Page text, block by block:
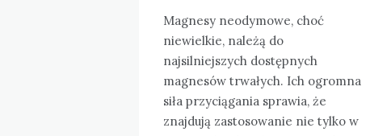
Magnesy neodymowe, choć
niewielkie, należą do
najsilniejszych dostępnych
magnesów trwałych. Ich ogromna
siła przyciągania sprawia, że
znajdują zastosowanie nie tylko w